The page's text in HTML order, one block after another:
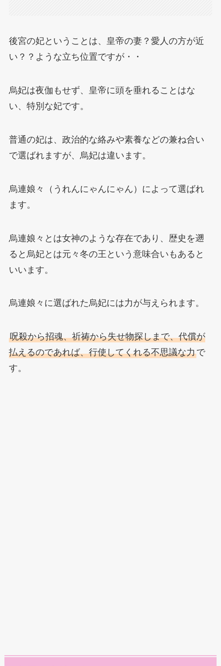
後宮の妃ということは、皇帝の妻？愛人の方が近
い？？ような立ち位置ですが・・
烏妃は夜伽もせず、皇帝に頭を垂れることはな
い、特別な妃です。
普通の妃は、政治的な絡みや素養などの兼ね合い
で選ばれますが、烏妃は違います。
烏連娘々（うれんにゃんにゃん）によって選ばれ
ます。
烏連娘々とは女神のような存在であり、歴史を遡
ると烏妃とは元々冬の王という意味合いもあると
いいます。
烏連娘々に選ばれた烏妃には力が与えられます。
呪殺から招魂、祈祷から失せ物探しまで、代償が
払えるのであれば、行使してくれる不思議な力で
す。